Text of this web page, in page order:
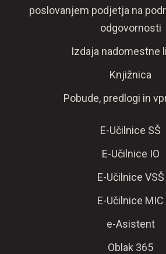
poslovanjem podjetja na
odgovornosti
Izdaja nadomestne
Knjižnica
Pobude, predlogi in
E-Učilnice SŠ
E-Učilnice IO
E-Učilnice VSŠ
E-Učilnice MIC
e-Asistent
Oblak 365